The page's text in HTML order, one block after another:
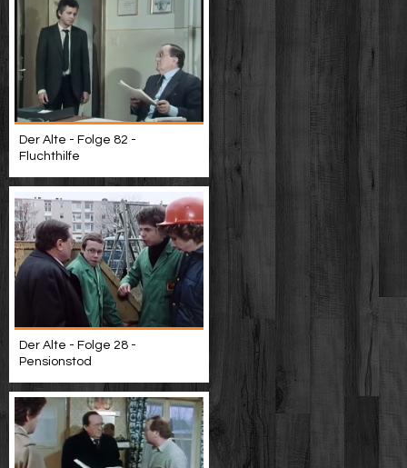
Der Alte - Folge 82 -
Fluchthilfe
Der Alte - Folge 28 -
Pensionstod